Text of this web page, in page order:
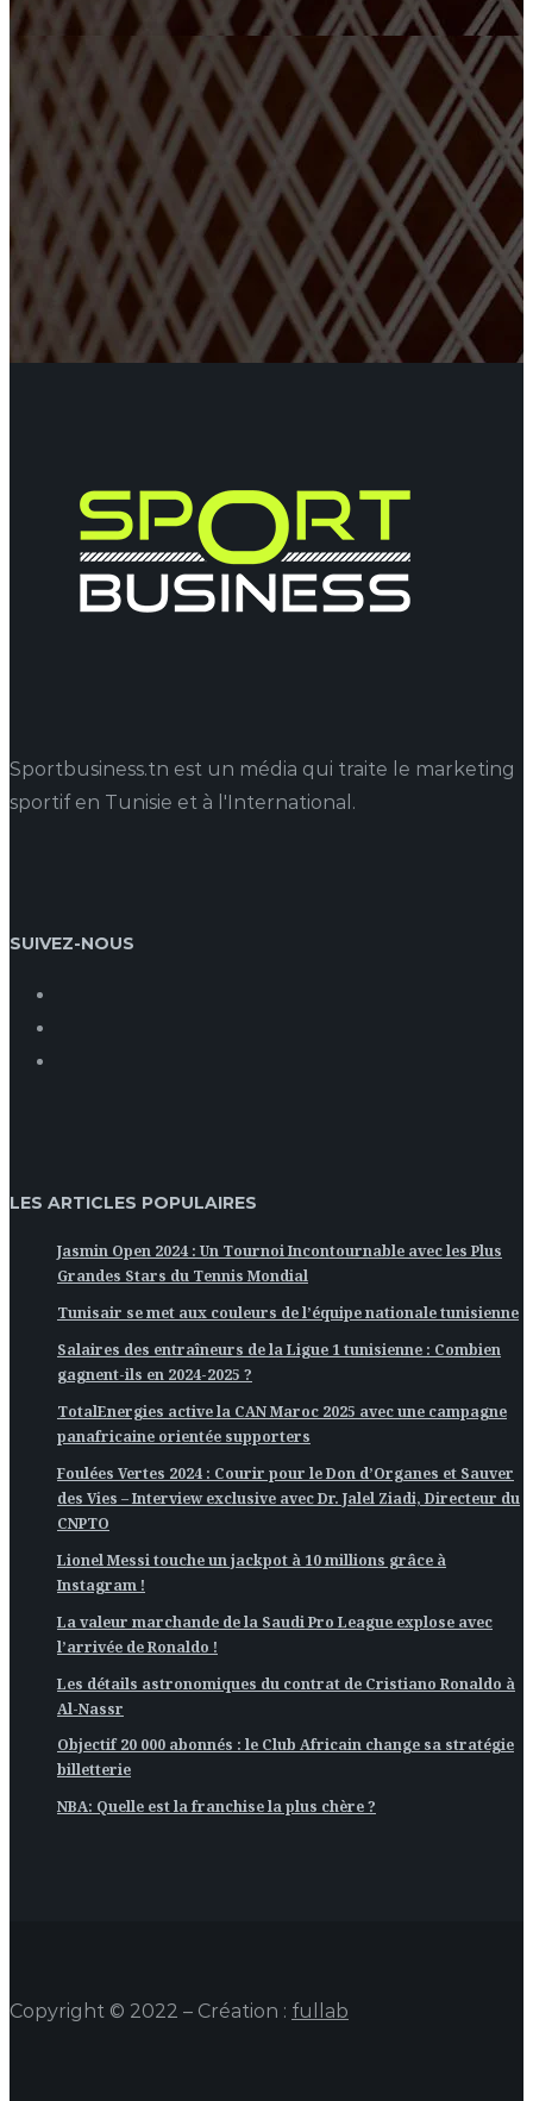
Sportbusiness.tn est un média qui traite le marketing
sportif en Tunisie et à l'International.
SUIVEZ-NOUS
LES ARTICLES POPULAIRES
Jasmin Open 2024 : Un Tournoi Incontournable avec les Plus
Grandes Stars du Tennis Mondial
Tunisair se met aux couleurs de l’équipe nationale tunisienne
Salaires des entraîneurs de la Ligue 1 tunisienne : Combien
gagnent-ils en 2024-2025 ?
TotalEnergies active la CAN Maroc 2025 avec une campagne
panafricaine orientée supporters
Foulées Vertes 2024 : Courir pour le Don d’Organes et Sauver
des Vies – Interview exclusive avec Dr. Jalel Ziadi, Directeur du
CNPTO
Lionel Messi touche un jackpot à 10 millions grâce à
Instagram !
La valeur marchande de la Saudi Pro League explose avec
l’arrivée de Ronaldo !
Les détails astronomiques du contrat de Cristiano Ronaldo à
Al-Nassr
Objectif 20 000 abonnés : le Club Africain change sa stratégie
billetterie
NBA: Quelle est la franchise la plus chère ?
Copyright © 2022 – Création : fullab